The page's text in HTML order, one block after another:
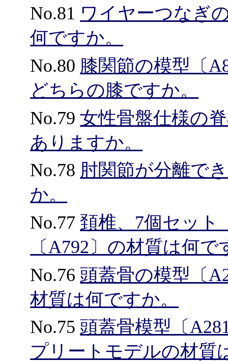
No.81 ワイヤーつなぎ
何ですか。
No.80 膝関節の模型〔
どちらの膝ですか。
No.79女性骨盤仕様の
ありますか。
No.78 肘関節が分離で
か。
No.77頚椎、7個セット
〔A792〕の材質は何で
No.76頭蓋骨の模型〔
材質は何ですか。
No.75頭蓋骨模型〔
プリートモデルの材質